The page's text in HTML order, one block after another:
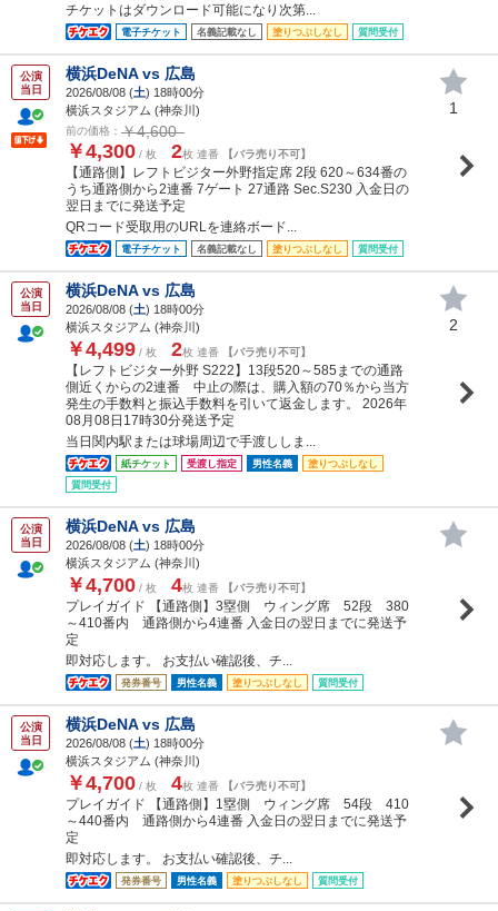
チケットはダウンロード可能になり次第...
電子チケット 名義記載なし 塗りつぶしなし 質問受付
公演
当日
横浜DeNA vs 広島
2026/08/08 (土) 18時00分
横浜スタジアム (神奈川)
前の価格： ￥4,600
￥4,300 / 枚 2枚 連番 【バラ売り不可】
【通路側】レフトビジター外野指定席 2段 620～634番の
うち通路側から2連番 7ゲート 27通路 Sec.S230 入金日の
翌日までに発送予定
QRコード受取用のURLを連絡ボード...
電子チケット 名義記載なし 塗りつぶしなし 質問受付
1
公演
当日
横浜DeNA vs 広島
2026/08/08 (土) 18時00分
横浜スタジアム (神奈川)
￥4,499 / 枚 2枚 連番 【バラ売り不可】
【レフトビジター外野 S222】13段520～585までの通路
側近くからの2連番 中止の際は、購入額の70％から当方
発生の手数料と振込手数料を引いて返金します。 2026年
08月08日17時30分発送予定
当日関内駅または球場周辺で手渡ししま...
紙チケット 受渡し指定 男性名義
塗りつぶしなし
質問受付
2
公演
当日
横浜DeNA vs 広島
2026/08/08 (土) 18時00分
横浜スタジアム (神奈川)
￥4,700 / 枚 4枚 連番 【バラ売り不可】
プレイガイド 【通路側】3塁側 ウィング席 52段 380
～410番内 通路側から4連番 入金日の翌日までに発送予
定
即対応します。 お支払い確認後、チ...
発券番号 男性名義 塗りつぶしなし 質問受付
公演
当日
横浜DeNA vs 広島
2026/08/08 (土) 18時00分
横浜スタジアム (神奈川)
￥4,700 / 枚 4枚 連番 【バラ売り不可】
プレイガイド 【通路側】1塁側 ウィング席 54段 410
～440番内 通路側から4連番 入金日の翌日までに発送予
定
即対応します。 お支払い確認後、チ...
発券番号 男性名義 塗りつぶしなし 質問受付